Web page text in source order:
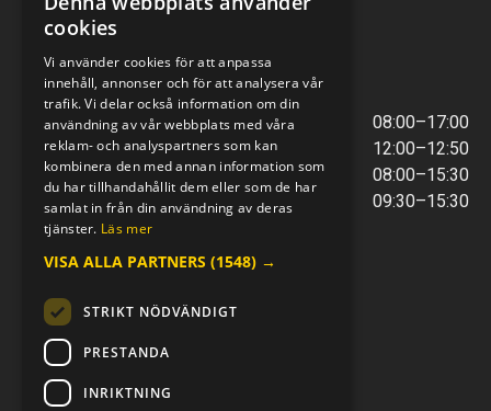
VERKSTAD
ÖPPETTIDER
Måndag - Torsdag
08:00–17:00
Lunchstängt
12:00–12:50
Fredagar
08:00–15:30
Telefontider
09:30–15:30
E-POST & TELEFON
verkstaden@mc-kompaniet.se
0500-44 01 00
Swish 123 226 1121
Kontantfri verksamhet
cookies
Vi använder cookies för att anpassa
innehåll, annonser och för att analysera vår
trafik. Vi delar också information om din
användning av vår webbplats med våra
reklam- och analyspartners som kan
kombinera den med annan information som
du har tillhandahållit dem eller som de har
samlat in från din användning av deras
tjänster. Läs mer
VISA ALLA PARTNERS (1548) →
STRIKT NÖDVÄNDIGT
PRESTANDA
INRIKTNING